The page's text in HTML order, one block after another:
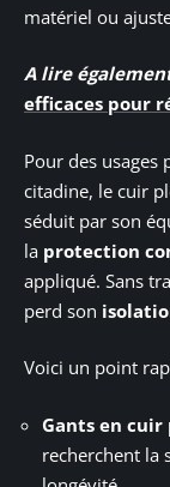
matériel ou
A lire
efficaces pour
Pour des usages
citadine, le cuir
séduit par son
la protection
appliqué. Sans
perd son
Voici un point
Gants en
recherchent la